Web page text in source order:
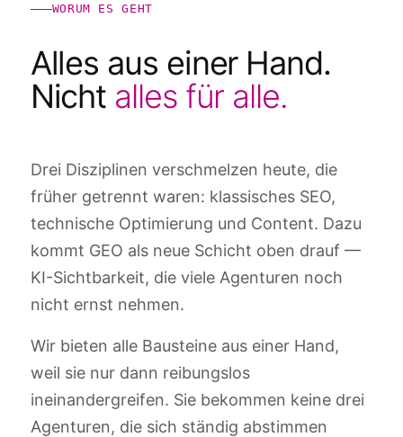
WORUM ES GEHT
Alles aus einer Hand.
Nicht alles für alle.
Drei Disziplinen verschmelzen heute, die
früher getrennt waren: klassisches SEO,
technische Optimierung und Content. Dazu
kommt GEO als neue Schicht oben drauf —
KI-Sichtbarkeit, die viele Agenturen noch
nicht ernst nehmen.
Wir bieten alle Bausteine aus einer Hand,
weil sie nur dann reibungslos
ineinandergreifen. Sie bekommen keine drei
Agenturen, die sich ständig abstimmen